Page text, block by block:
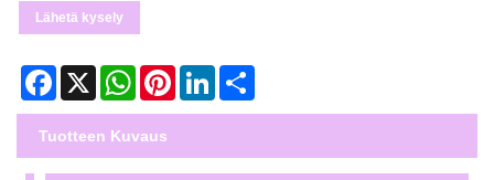
Lähetä kysely
Facebook
X WhatsAppPinterestLinkedIn
Tuotteen Kuvaus